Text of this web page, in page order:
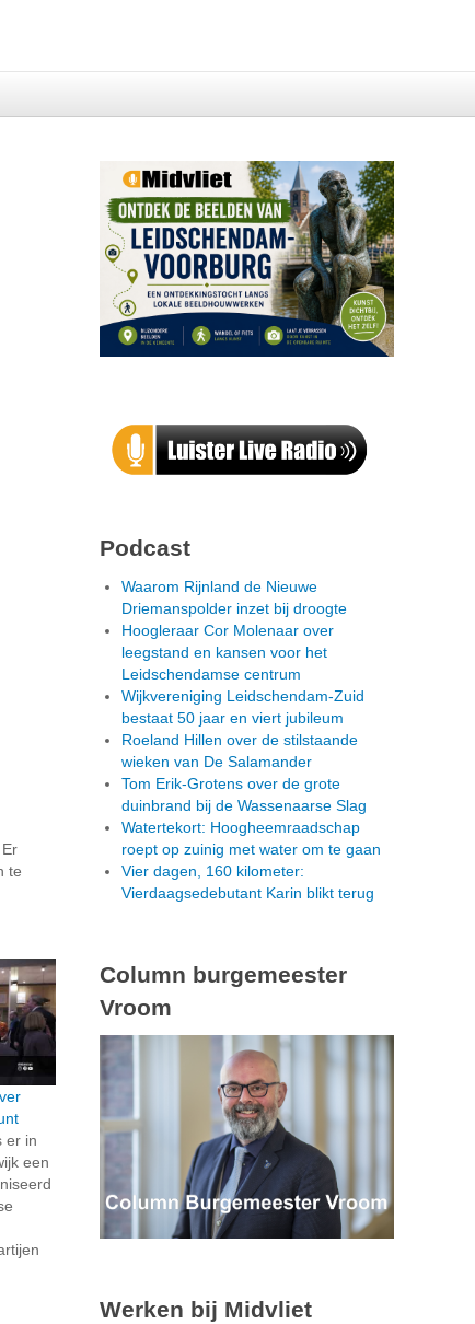
te
er in
een
Podcast
Waarom Rijnland de Nieuwe
Driemanspolder inzet bij droogte
Hoogleraar Cor Molenaar over
leegstand en kansen voor het
Leidschendamse centrum
Wijkvereniging Leidschendam-Zuid
bestaat 50 jaar en viert jubileum
Roeland Hillen over de stilstaande
wieken van De Salamander
Tom Erik-Grotens over de grote
duinbrand bij de Wassenaarse Slag
Watertekort: Hoogheemraadschap
roept op zuinig met water om te gaan
Vier dagen, 160 kilometer:
Vierdaagsedebutant Karin blikt terug
Column burgemeester
Vroom
Werken bij Midvliet